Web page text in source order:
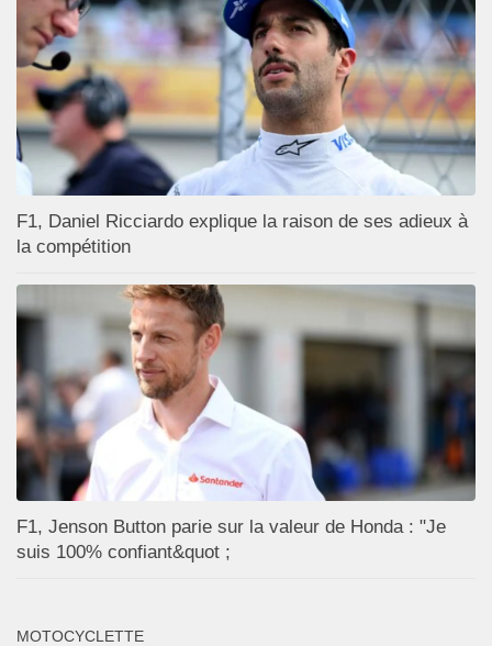
F1, Daniel Ricciardo explique la raison de ses adieux à
la compétition
F1, Jenson Button parie sur la valeur de Honda : "Je
suis 100% confiant&quot ;
MOTOCYCLETTE